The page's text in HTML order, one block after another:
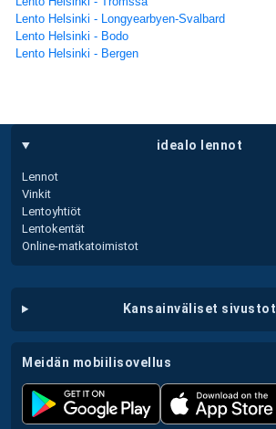
Lento Helsinki - Longyearbyen-Svalbard
Lento Helsinki - Bodo
Lento Helsinki - Bergen
idealo lennot
Lennot
Vinkit
Lentoyhtiöt
Lentokentät
Online-matkatoimistot
kansainväliset sivustot
meidän mobiilisovellus